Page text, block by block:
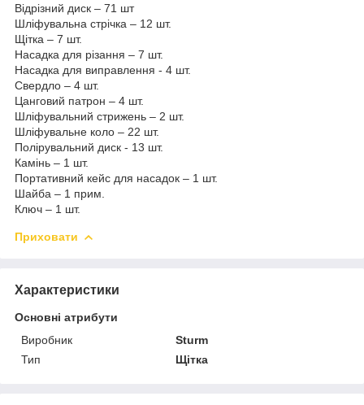
Відрізний диск – 71 шт
Шліфувальна стрічка – 12 шт.
Щітка – 7 шт.
Насадка для різання – 7 шт.
Насадка для виправлення - 4 шт.
Свердло – 4 шт.
Цанговий патрон – 4 шт.
Шліфувальний стрижень – 2 шт.
Шліфувальне коло – 22 шт.
Полірувальний диск - 13 шт.
Камінь – 1 шт.
Портативний кейс для насадок – 1 шт.
Шайба – 1 прим.
Ключ – 1 шт.
Приховати
Характеристики
Основні атрибути
Виробник
Sturm
Тип
Щітка